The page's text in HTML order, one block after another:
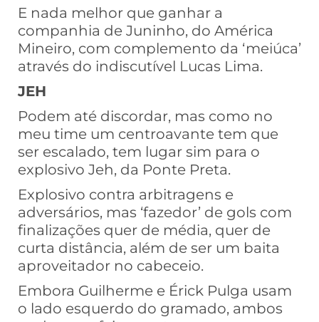
E nada melhor que ganhar a
companhia de Juninho, do América
Mineiro, com complemento da ‘meiúca’
através do indiscutível Lucas Lima.
JEH
Podem até discordar, mas como no
meu time um centroavante tem que
ser escalado, tem lugar sim para o
explosivo Jeh, da Ponte Preta.
Explosivo contra arbitragens e
adversários, mas ‘fazedor’ de gols com
finalizações quer de média, quer de
curta distância, além de ser um baita
aproveitador no cabeceio.
Embora Guilherme e Érick Pulga usam
o lado esquerdo do gramado, ambos